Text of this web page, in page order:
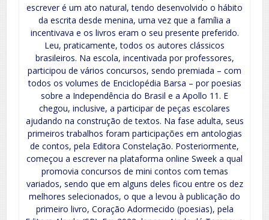
escrever é um ato natural, tendo desenvolvido o hábito
da escrita desde menina, uma vez que a família a
incentivava e os livros eram o seu presente preferido.
Leu, praticamente, todos os autores clássicos
brasileiros. Na escola, incentivada por professores,
participou de vários concursos, sendo premiada – com
todos os volumes de Enciclopédia Barsa – por poesias
sobre a Independência do Brasil e a Apollo 11. E
chegou, inclusive, a participar de peças escolares
ajudando na construção de textos. Na fase adulta, seus
primeiros trabalhos foram participações em antologias
de contos, pela Editora Constelação. Posteriormente,
começou a escrever na plataforma online Sweek a qual
promovia concursos de mini contos com temas
variados, sendo que em alguns deles ficou entre os dez
melhores selecionados, o que a levou à publicação do
primeiro livro, Coração Adormecido (poesias), pela